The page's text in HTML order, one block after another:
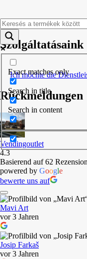
Exact matches only
Search in title
Search in content
Ich möchte die
Szolgáltatásaink
Ich möchte die
Rückmeldungen
Vendingoutlet
4.3
Basierend auf 62
powered by Google
bewerte uns auf
Mavi Art
vor 3 Jahren
Josip Farkaš
vor 3 Jahren